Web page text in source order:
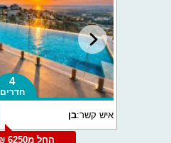
4
חדרים
איש קשר:בן